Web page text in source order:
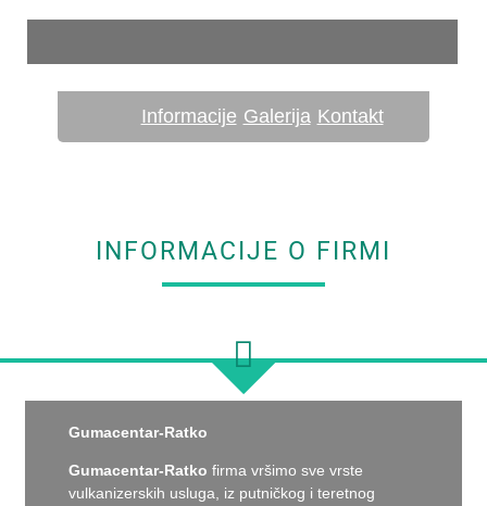
Informacije Galerija Kontakt
INFORMACIJE O FIRMI
Gumacentar-Ratko
Gumacentar-Ratko firma vršimo sve vrste
vulkanizerskih usluga, iz putničkog i teretnog